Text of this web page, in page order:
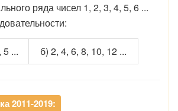
ряда чисел 1, 2, 3, 4, 5, 6 ...
5 ... б) 2, 4, 6, 8, 10, 12 ...
2011-2019: